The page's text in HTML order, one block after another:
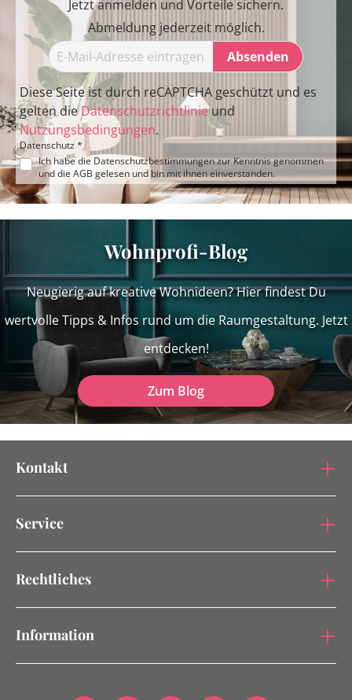
Jetzt anmelden und Vorteile sichern.
Abmeldung jederzeit möglich.
Absenden
Diese Seite ist durch reCAPTCHA geschützt und es
gelten dieDatenschutzrichtlinieund
Nutzungsbedingungen.
Datenschutz *
Ich habe die Datenschutzbestimmungenzur Kenntnis genommen
und die AGB gelesen und bin mit ihnen einverstanden.
Wohnprofi-Blog
Neugierig auf kreative Wohnideen? Hier findest Du
wertvolle Tipps & Infos rund um die Raumgestaltung. Jetzt
entdecken!
Zum Blog
Kontakt
Service
Rechtliches
Information